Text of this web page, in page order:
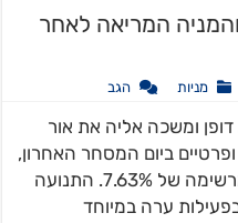
המריאה לאחר
מניות הגב
דופן ומשכה אליה את אור
ביום המסחר האחרון,
כאשר רשמה עליית שערים חדה ומרשימה של 7.63%. התנועה
ערה במיוחד